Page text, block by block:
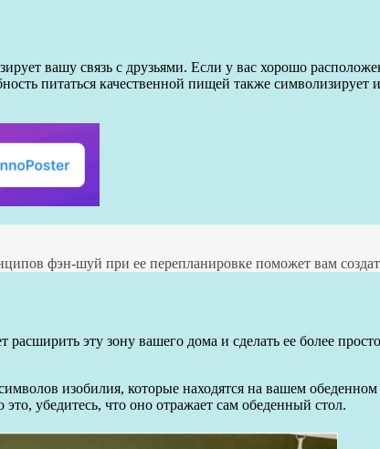
вашу связь с друзьями. Если у вас хорошо
питаться качественной пищей также символизирует
фэн-шуй при ее перепланировке поможет вам
эту зону вашего дома и сделать ее более
изобилия, которые находятся на вашем обеденном
убедитесь, что оно отражает сам обеденный стол.